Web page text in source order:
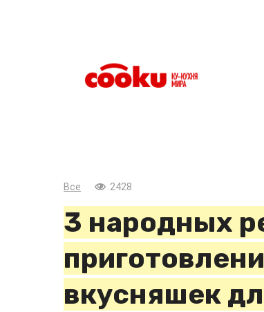
Все 2428
3 народных
вкусняшек